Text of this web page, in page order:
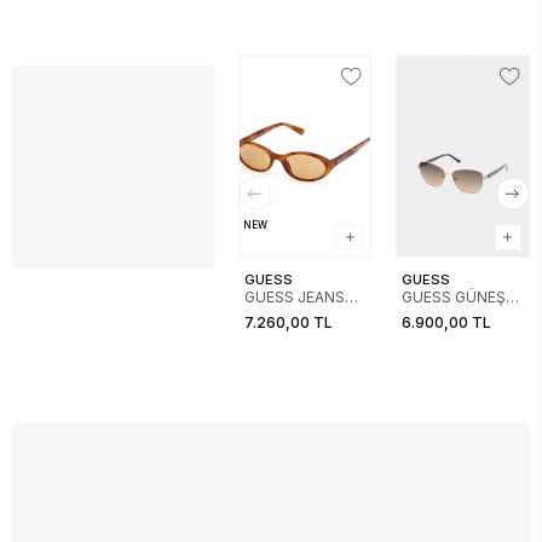
NEW
GUESS
GUESS JEANS
GÜNEŞ 00009
53E
7.260,00 TL
GUESS
GUESS GÜNEŞ
00102 32F 56-
14-140
6.900,00 TL